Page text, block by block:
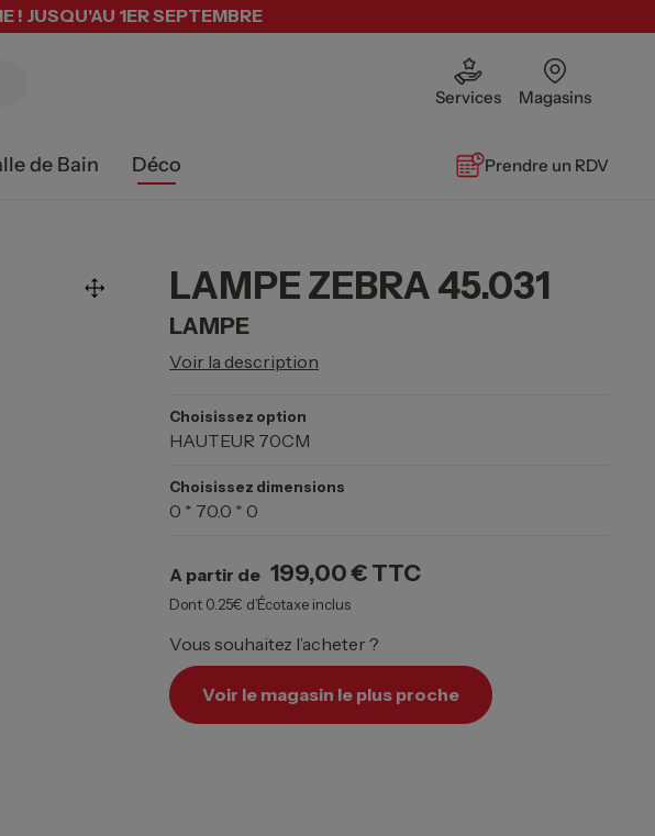
! JUSQU'AU 1ER SEPTEMBRE
Services Magasins
de Bain Déco Prendre un RDV
LAMPE ZEBRA 45.031
LAMPE
Voir la description
Choisissez option
HAUTEUR 70CM
Choisissez dimensions
0 * 70.0 * 0
A partir de 199,00 € TTC
Dont 0.25€ d’Écotaxe inclus
Vous souhaitez l’acheter ?
Voir le magasin le plus proche